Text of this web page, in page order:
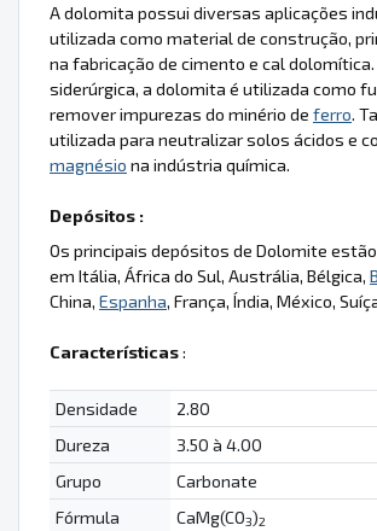
A dolomita possui diversas aplicações
utilizada como material de construção,
na fabricação de cimento e cal
siderúrgica, a dolomita é utilizada como
remover impurezas do minério de ferro.
utilizada para neutralizar solos ácidos e
magnésio na indústria química.
Depósitos :
Os principais depósitos de Dolomite
em Itália, África do Sul, Austrália, Bélgica,
China, Espanha, França, Índia, México,
Características:
Densidade
2.80
Dureza
3.50 à 4.00
Grupo
Carbonate
Fórmula
CaMg(CO3)2